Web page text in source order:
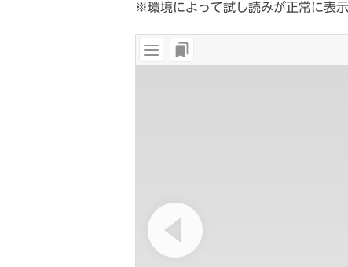
※環境によって試し読みが正常に表示